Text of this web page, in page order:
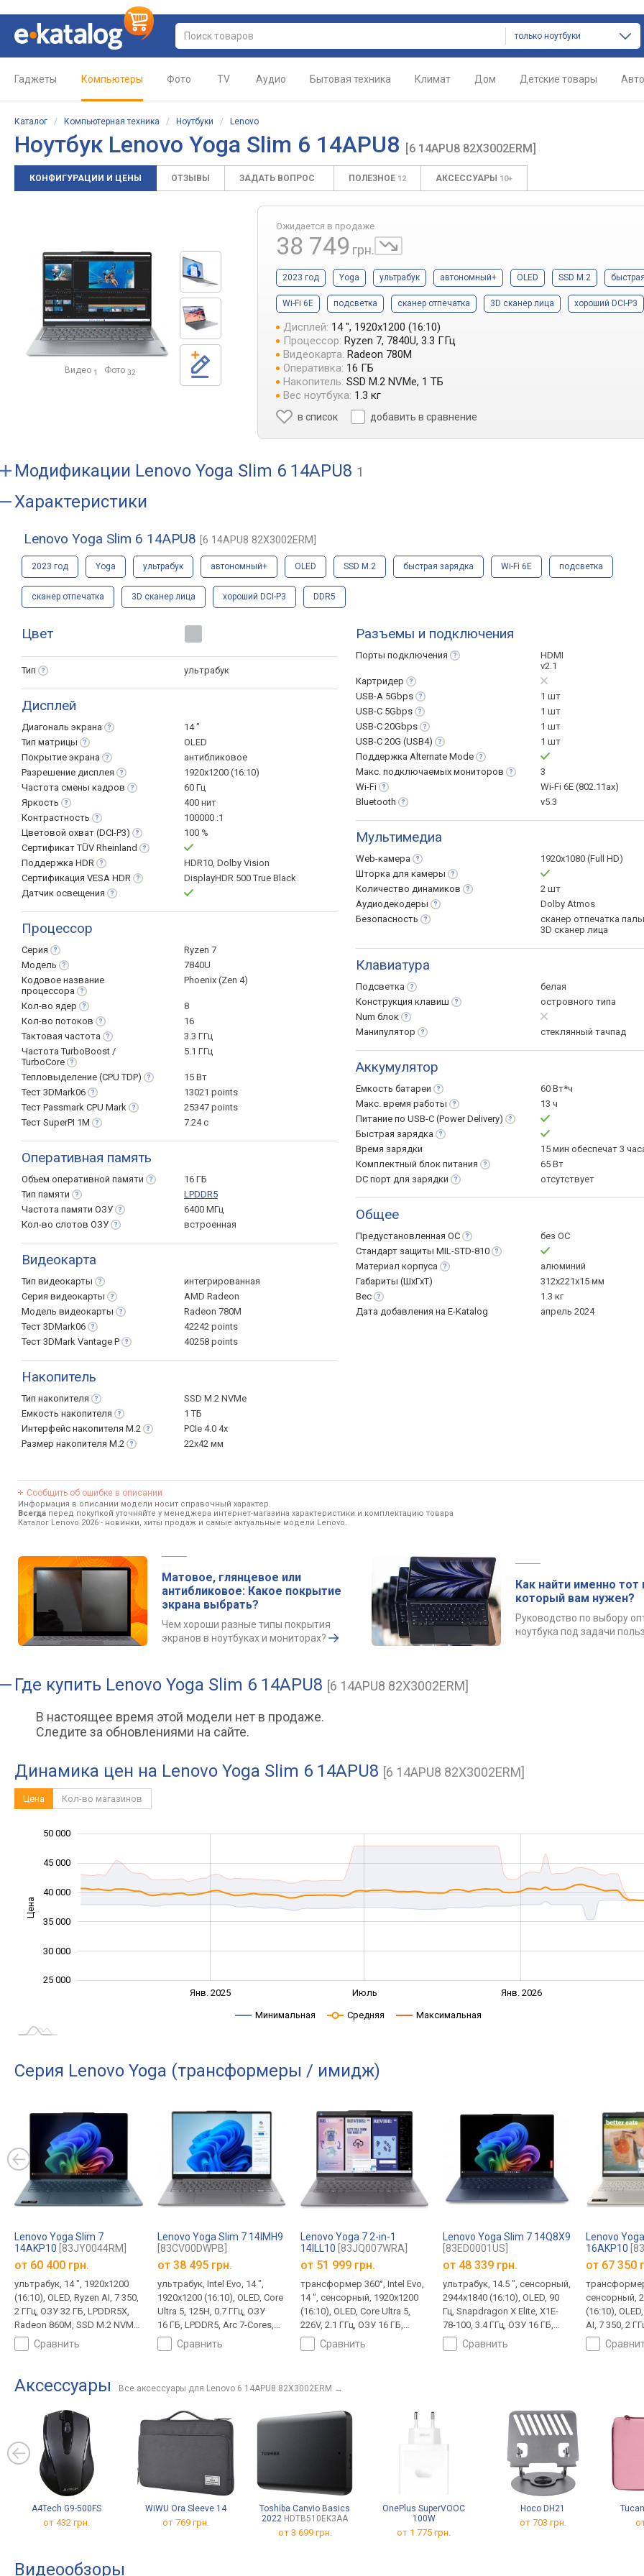
только ноутбуки
Гаджеты Компьютеры Фото TV Аудио Бытовая техника Климат Дом Детские товары Авто
Каталог / Компьютерная техника / Ноутбуки / Lenovo
Ноутбук Lenovo Yoga Slim 6 14APU8 [6 14APU8 82X3002ERM]
КОНФИГУРАЦИИ И ЦЕНЫ ОТЗЫВЫ ЗАДАТЬ ВОПРОС ПОЛЕЗНОЕ 12 АКСЕССУАРЫ 10+
Видео 1 Фото 32
Ожидается в продаже
38 749 грн.
2023 год Yoga ультрабук автономный+ OLED SSD M.2
Wi-Fi 6E подсветка сканер отпечатка 3D сканер лица хороший DCI-P3
Дисплей: 14 ", 1920x1200 (16:10)
Процессор: Ryzen 7, 7840U, 3.3 ГГц
Видеокарта: Radeon 780M
Оперативка: 16 ГБ
Накопитель: SSD M.2 NVMe, 1 ТБ
Вес ноутбука: 1.3 кг
в список добавить в сравнение
Модификации Lenovo Yoga Slim 6 14APU8 1
Характеристики
Lenovo Yoga Slim 6 14APU8 [6 14APU8 82X3002ERM]
2023 год Yoga ультрабук автономный+ OLED SSD M.2 быстрая зарядка Wi-Fi 6E подсветка
сканер отпечатка 3D сканер лица хороший DCI-P3 DDR5
Цвет
Тип ультрабук
Дисплей
Диагональ экрана
14 "
Тип матрицы
OLED
Покрытие экрана
антибликовое
Разрешение дисплея
1920x1200 (16:10)
Частота смены кадров
60 Гц
Яркость
400 нит
Контрастность
100000 :1
Цветовой охват (DCI-P3)
100 %
Сертификат TÜV Rheinland
Поддержка HDR
HDR10, Dolby Vision
Сертификация VESA HDR
DisplayHDR 500 True Black
Датчик освещения
Процессор
Серия
Ryzen 7
Модель
7840U
Кодовое название
процессора
Phoenix (Zen 4)
Кол-во ядер
8
Кол-во потоков
16
Тактовая частота
3.3 ГГц
Частота TurboBoost /
TurboCore
5.1 ГГц
Тепловыделение (CPUTDP)
15 Вт
Тест 3DMark06
13021 points
Тест Passmark CPU Mark
25347 points
Тест SuperPI 1M 7.24 с
Оперативная память
Объем оперативной памяти
16 ГБ
Тип памяти
LPDDR5
Частота памяти ОЗУ
6400 МГц
Кол-во слотов ОЗУ встроенная
Видеокарта
Тип видеокарты
интегрированная
Серия видеокарты
AMD Radeon
Модель видеокарты
Radeon 780M
Тест 3DMark06
42242 points
Тест 3DMark Vantage P 40258 points
Накопитель
Тип накопителя
SSD M.2 NVMe
Емкость накопителя
1 ТБ
Интерфейс накопителя M.2
PCIe 4.0 4x
Размер накопителя M.2 22x42 мм
Разъемы и подключения
Порты подключения
HDMI
v2.1
Картридер
USB-A 5Gbps
1 шт
USB-C 5Gbps
1 шт
USB-C 20Gbps
1 шт
USB-C 20G (USB4)
1 шт
Поддержка Alternate Mode
Макс. подключаемых мониторов
3
Wi-Fi
Wi-Fi 6E (802.11ax)
Bluetooth
v5.3
Мультимедиа
Web-камера
1920x1080 (Full HD)
Шторка для камеры
Количество динамиков
2 шт
Аудиодекодеры
Dolby Atmos
Безопасность
сканер отпечатка
3D сканер лица
Клавиатура
Подсветка
белая
Конструкция клавиш
островного типа
Num блок
Манипулятор
стеклянный тачпад
Аккумулятор
Емкость батареи
60 Вт*ч
Макс. время работы
13 ч
Питание по USB-C (PowerDelivery)
Быстрая зарядка
Время зарядки
15 мин обеспечат 3
Комплектный блок питания
65 Вт
DC порт для зарядки отсутствует
Общее
Предустановленная ОС
без ОС
Стандарт защиты MIL-STD-810
Материал корпуса
алюминий
Габариты (ШхГхТ)
312x221x15 мм
Вес
1.3 кг
Дата добавления на E-Katalog
апрель 2024
Сообщить об ошибке в описании
Информация в описании модели носит справочный характер.
Всегда перед покупкой уточняйте у менеджера интернет-магазина характеристики и комплектацию товара
Каталог Lenovo 2026 - новинки, хиты продаж и самые актуальные модели Lenovo.
Матовое, глянцевое или
антибликовое: Какое покрытие
экрана выбрать?
Чем хороши разные типы покрытия
экранов в ноутбуках и мониторах?
Как найти именно тот
который вам нужен?
Руководство по выбору
ноутбука под задачи
Где купить Lenovo Yoga Slim 6 14APU8 [6 14APU8 82X3002ERM]
В настоящее время этой модели нет в продаже.
Следите за обновлениями на сайте.
Динамика цен на Lenovo Yoga Slim 6 14APU8 [6 14APU8 82X3002ERM]
Цена Кол-во магазинов
Цена
25 000
30 000
35 000
40 000
45 000
50 000
Янв. 2025 Июль Янв. 2026
Минимальная Средняя Максимальная
Серия Lenovo Yoga (трансформеры / имидж)
Lenovo Yoga Slim 7
14AKP10 [83JY0044RM]
от 60 400 грн.
ультрабук, 14 ", 1920x1200
(16:10), OLED, Ryzen AI, 7 350,
2 ГГц, ОЗУ 32 ГБ, LPDDR5X,
Radeon 860M, SSD M.2 NVMe,
1 ТБ, без ОС, USB-A 5Gbps,
USB-C 40G (USB4), Wi-Fi 7,
лица, автономный+, 1.2 кг
сравнить
Lenovo Yoga Slim 7 14IMH9
[83CV00DWPB]
от 38 495 грн.
ультрабук, Intel Evo, 14 ",
1920x1200 (16:10), OLED, Core
Ultra 5, 125H, 0.7 ГГц, ОЗУ
16 ГБ, LPDDR5, Arc 7-Cores,
SSD M.2 NVMe, 512 ГБ, Win 11
Home, USB-A 5Gbps, USB-C
сканер лица, автономный+,
сравнить
Lenovo Yoga 7 2-in-1
14ILL10 [83JQ007WRA]
от 51 999 грн.
трансформер 360°, Intel Evo,
14 ", сенсорный, 1920x1200
(16:10), OLED, Core Ultra 5,
226V, 2.1 ГГц, ОЗУ 16 ГБ,
LPDDR5X, Arc Graphics 130V,
SSD M.2 NVMe, 512 ГБ, без
быстрая зарядка, 3D сканер
сравнить
Lenovo Yoga Slim 7 14Q8X9
[83ED0001US]
от 48 339 грн.
ультрабук, 14.5 ", сенсорный,
2944x1840 (16:10), OLED, 90
Гц, Snapdragon X Elite, X1E-
78-100, 3.4 ГГц, ОЗУ 16 ГБ,
LPDDR5X, Adreno GPU, SSD
M.2 NVMe, 512 ГБ, Win 11
сравнить
Lenovo
16AKP10
от 67 350
сенсорный,
(16:10),
AI, 7 350, 2
LPDDR5X,
M.2 NVMe,
Аксессуары Все аксессуары для Lenovo 6 14APU8 82X3002ERM →
A4Tech G9-500FS
от 432 грн.
WiWU Ora Sleeve 14
от 769 грн.
Toshiba Canvio Basics
2022 HDTB510EK3AA
от 3 699 грн.
OnePlus SuperVOOC
100W
от 1 775 грн.
Hoco DH21
от 703 грн.
Видеообзоры